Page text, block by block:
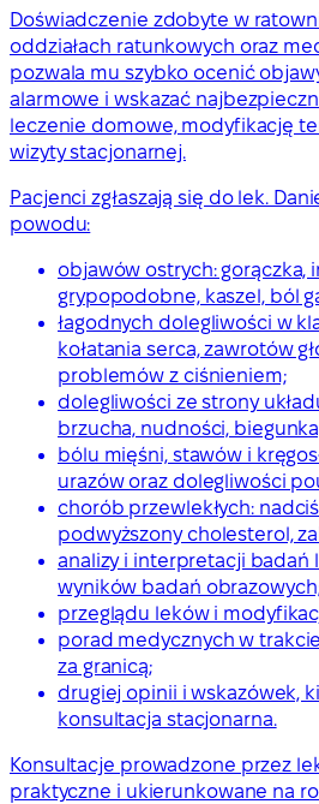
Doświadczenie zdobyte w
oddziałach ratunkowych oraz
pozwala mu szybko ocenić
alarmowe i wskazać
leczenie domowe, modyfikację
wizyty stacjonarnej.
Pacjenci zgłaszają się do lek.
powodu:
objawów ostrych: gorączka,
grypopodobne, kaszel, ból
łagodnych dolegliwości w
kołatania serca, zawrotów
problemów z ciśnieniem;
dolegliwości ze strony
brzucha, nudności,
bólu mięśni, stawów i
urazów oraz dolegliwości
chorób przewlekłych:
podwyższony cholesterol,
analizy i interpretacji badań
wyników badań
przeglądu leków i
porad medycznych w
za granicą;
drugiej opinii i wskazówek,
konsultacja stacjonarna.
Konsultacje prowadzone przez
praktyczne i ukierunkowane na